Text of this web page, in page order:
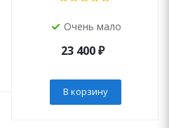
Очень мало
23 400₽
В корзину